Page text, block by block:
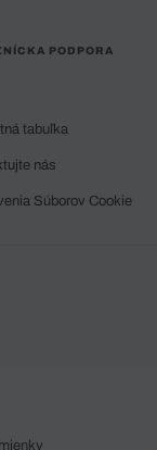
PODPORA
tabuľka
nás
Súborov Cookie